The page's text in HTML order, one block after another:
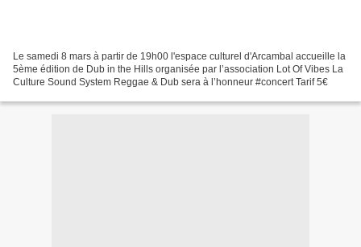
Le samedi 8 mars à partir de 19h00 l'espace culturel d'Arcambal accueille la
5ème édition de Dub in the Hills organisée par l’association Lot Of Vibes La
Culture Sound System Reggae & Dub sera à l’honneur #concert Tarif 5€